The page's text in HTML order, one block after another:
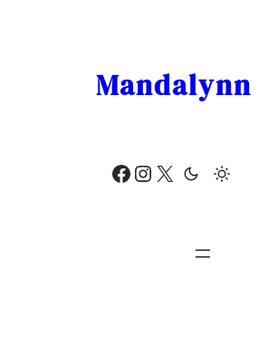
Facebook Instagram X
Mandalynn